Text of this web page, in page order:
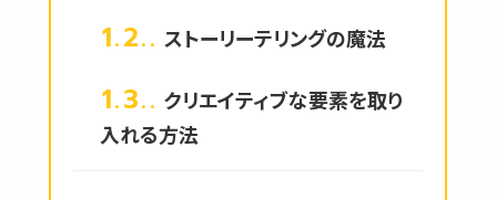
1.2. ストーリーテリングの魔法
1.3.
クリエイティブな要素を取り
入れる方法